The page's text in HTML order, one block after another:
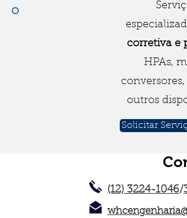
corretiva e
HPAs,
outros
Solicitar
(12) 3224-1046/